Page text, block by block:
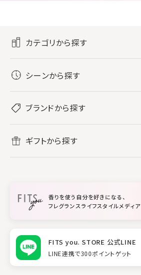
カテゴリから探す
レディース香水
メンズ香水
ボディミスト・スプレー
バス・ボディケア
すべてのバス・ボディケア
ボディ・ハンドクリーム
入浴剤
ホームフレグランス
ルームフレグランス
スタイリング
シーンから探す
リフレッシュしたい
ブランドから探す
ギフトから探す
香りを使う自分を好きになる、
フレグランスライフスタイルメディア
FITS you. STORE 公式LINE
LINE連携で300ポイントゲット